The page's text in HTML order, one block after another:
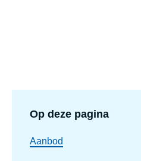
Op deze pagina
Aanbod